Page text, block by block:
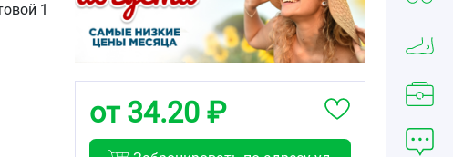
1
от 34.20 ₽